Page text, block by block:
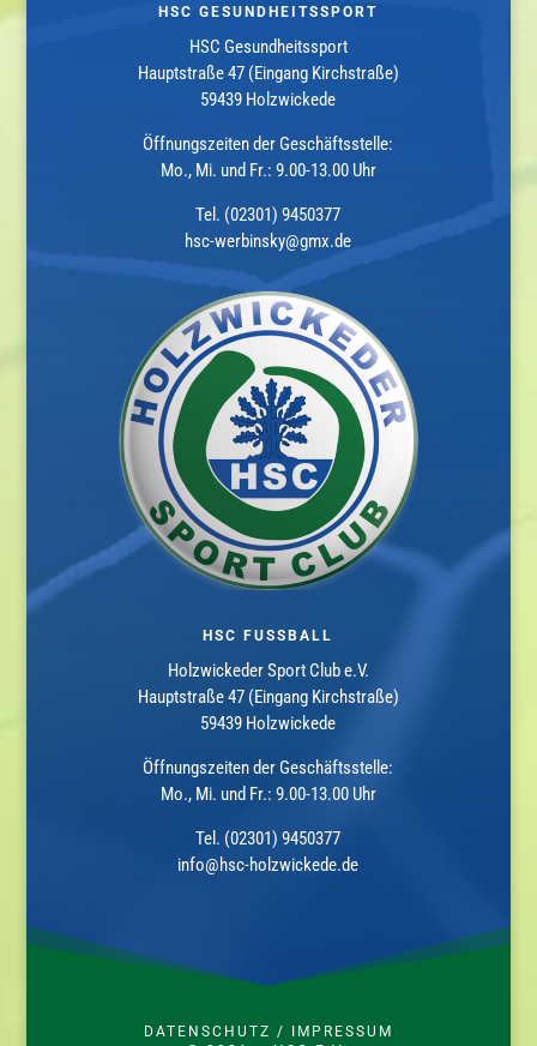
HSC GESUNDHEITSSPORT
HSC Gesundheitssport
Hauptstraße 47 (Eingang Kirchstraße)
59439 Holzwickede
Öffnungszeiten der Geschäftsstelle:
Mo., Mi. und Fr.: 9.00-13.00 Uhr
Tel. (02301) 9450377
hsc-werbinsky@gmx.de
HSC FUSSBALL
Holzwickeder Sport Club e.V.
Hauptstraße 47 (Eingang Kirchstraße)
59439 Holzwickede
Öffnungszeiten der Geschäftsstelle:
Mo., Mi. und Fr.: 9.00-13.00 Uhr
Tel. (02301) 9450377
info@hsc-holzwickede.de
DATENSCHUTZ /
IMPRESSUM